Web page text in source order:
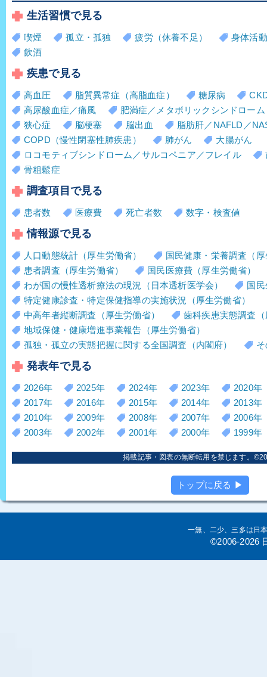
生活習慣で見る
喫煙 孤立・孤独 疲労（休養不足）
身体活
飲酒
疾患で見る
高血圧 脂質異常症（高脂血症） 糖尿病
高尿酸血症／痛風
肥満症／メタボリックシンドローム
狭心症
脳梗塞 脳出血
脂肪肝／NAFLD／
COPD（慢性閉塞性肺疾患）
肺がん
大腸がん
ロコモティブシンドローム／サルコペニア／フレイル
骨粗鬆症
調査項目で見る
患者数 医療費 死亡者数 数字・検査値
情報源で見る
人口動態統計（厚生労働省）
国民健康・栄養調査（
患者調査（厚生労働省）
国民医療費（厚生労働省）
わが国の慢性透析療法の現況（日本透析医学会）
国
特定健康診査・特定保健指導の実施状況（厚生労働省）
中高年者縦断調査（厚生労働省）
歯科疾患実態調査
地域保健・健康増進事業報告（厚生労働省）
孤独・孤立の実態把握に関する全国調査（内閣府）
発表年で見る
2026年 2025年 2024年 2023年
2020年
2017年
2016年 2015年 2014年
2013年
2010年
2009年 2008年 2007年
2006年
2003年
2002年 2001年 2000年 1999年
掲載記事・図表の無断転用を禁じます。
トップに戻る ▶
一無、二少、三多は日
©2006-2026